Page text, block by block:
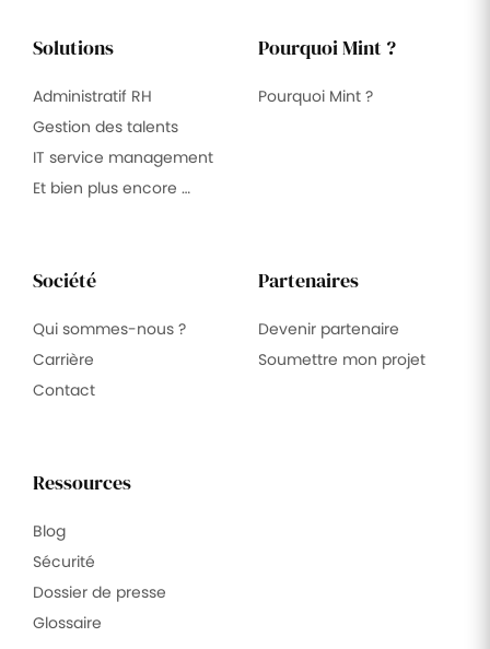
Solutions
Administratif RH
Gestion des talents
IT service management
Et bien plus encore …
Pourquoi Mint ?
Pourquoi Mint ?
Société
Qui sommes-nous ?
Carrière
Contact
Partenaires
Devenir partenaire
Soumettre mon projet
Ressources
Blog
Sécurité
Dossier de presse
Glossaire